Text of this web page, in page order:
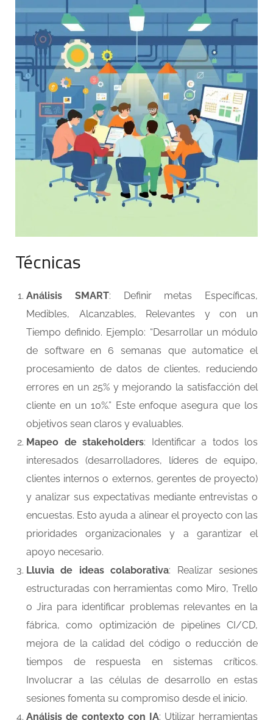
Técnicas
Análisis SMART: Definir metas Específicas,
Medibles, Alcanzables, Relevantes y con un
Tiempo definido. Ejemplo: “Desarrollar un módulo
de software en 6 semanas que automatice el
procesamiento de datos de clientes, reduciendo
errores en un 25% y mejorando la satisfacción del
cliente en un 10%.” Este enfoque asegura que los
objetivos sean claros y evaluables.
Mapeo de stakeholders: Identificar a todos los
interesados (desarrolladores, líderes de equipo,
clientes internos o externos, gerentes de proyecto)
y analizar sus expectativas mediante entrevistas o
encuestas. Esto ayuda a alinear el proyecto con las
prioridades organizacionales y a garantizar el
apoyo necesario.
Lluvia de ideas colaborativa: Realizar sesiones
estructuradas con herramientas como Miro, Trello
o Jira para identificar problemas relevantes en la
fábrica, como optimización de pipelines CI/CD,
mejora de la calidad del código o reducción de
tiempos de respuesta en sistemas críticos.
Involucrar a las células de desarrollo en estas
sesiones fomenta su compromiso desde el inicio.
Análisis de contexto con IA: Utilizar herramientas